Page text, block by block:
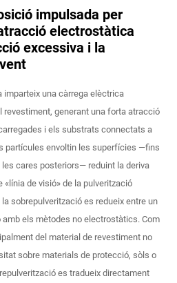
impulsada per
electrostàtica
excessiva i la
una càrrega elèctrica
revestiment, generant una forta atracció
i els substrats connectats a
partícules envoltin les superfícies —fins
cares posteriors— reduint la deriva
de visió» de la pulverització
sobrepulverització es redueix entre un
amb els mètodes no electrostàtics. Com
del material de revestiment no
sobre materials de protecció, sòls o
es tradueix directament